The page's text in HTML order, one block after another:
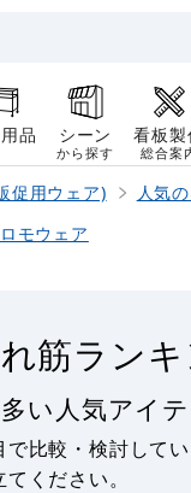
品 シーン
から探す
看板製
総合案
促用ウェア)
人気
モウェア
筋ラン
い人気アイ
比較・検討してい
ください。